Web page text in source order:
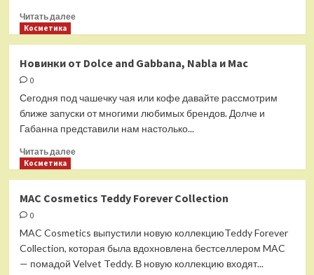
Читать далееПрочитать
от:
Fenty
Maybelline
Косметика
Новинки от Dolce and Gabbana, Nabla и Mac
0
Сегодня под чашечку чая или кофе давайте рассмотрим
ближе запуски от многими любимых брендов. Долче и
Габанна представили нам настолько...
Читать далееПрочитать
от
and
Gabbana,
Nabla
и
Косметика
MAC Cosmetics Teddy Forever Collection
0
MAC Cosmetics выпустили новую коллекциюTeddy Forever
Collection, которая была вдохновлена ​​бестселлером MAC
— помадой Velvet Teddy. В новую коллекцию входят...